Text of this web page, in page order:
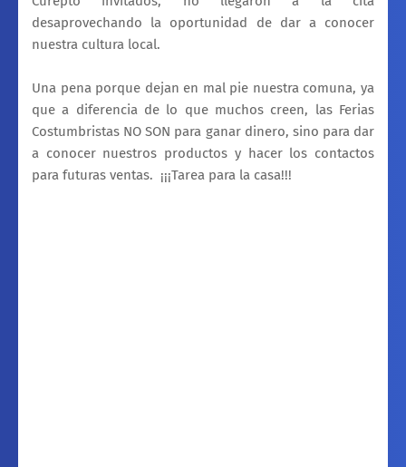
desaprovechando la oportunidad de dar a conocer
nuestra cultura local.
Una pena porque dejan en mal pie nuestra comuna, ya
que a diferencia de lo que muchos creen, las Ferias
Costumbristas NO SON para ganar dinero, sino para dar
a conocer nuestros productos y hacer los contactos
para futuras ventas. ¡¡¡Tarea para la casa!!!